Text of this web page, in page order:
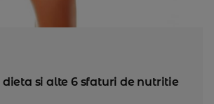
dieta si alte 6 sfaturi de nutritie